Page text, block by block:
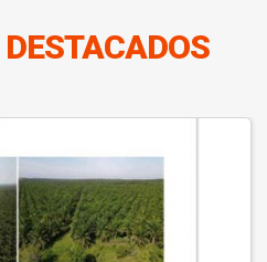
DESTACADOS